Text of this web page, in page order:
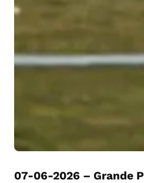
07-06-2026 – Grande